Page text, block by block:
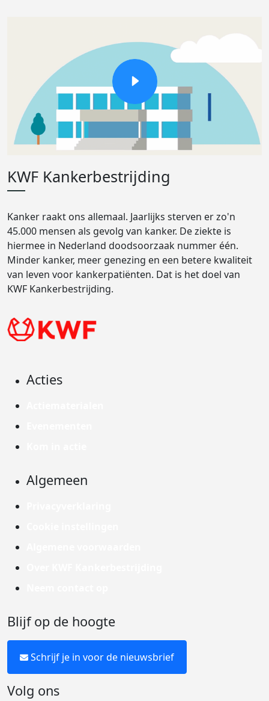
KWF Kankerbestrijding
Kanker raakt ons allemaal. Jaarlijks sterven er zo'n
45.000 mensen als gevolg van kanker. De ziekte is
hiermee in Nederland doodsoorzaak nummer één.
Minder kanker, meer genezing en een betere kwaliteit
van leven voor kankerpatiënten. Dat is het doel van
KWF Kankerbestrijding.
Acties
Algemeen
Blijf op de hoogte
Schrijf je in voor de nieuwsbrief
Volg ons